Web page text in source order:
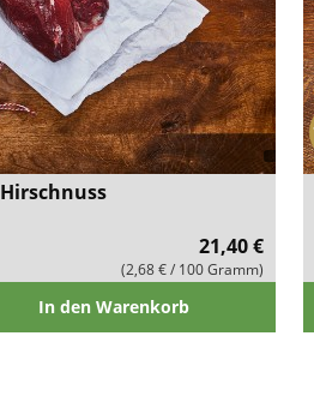
Hirschnuss
21,40 €
(2,68 € / 100 Gramm)
In den Warenkorb